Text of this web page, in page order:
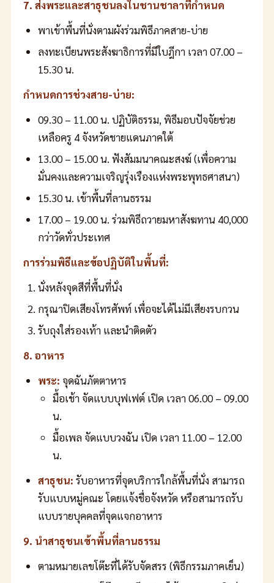
7. ส่งพระและสาธุชนลงในชานชาลาที่กำหนด
พาเข้าพื้นที่นั่งตามผังร่วมพิธีภาคสาย-บ่าย
ลงทะเบียนพระสังฆาธิการที่มีใบฎีกา เวลา 07.00 –
15.30 น.
กำหนดการช่วงสาย-บ่าย:
09.30 – 11.00 น. ปฏิบัติธรรม, พิธีมอบปัจจัยช่วย
เหลือครู 4 จังหวัดชายแดนภาคใต้
13.00 – 15.00 น. ฟังสัมมนาคณะสงฆ์ (เพื่อความ
มั่นคงและความเจริญรุ่งเรืองแห่งพระพุทธศาสนา)
15.30 น. เข้าพื้นที่ลานธรรม
17.00 – 19.00 น. ร่วมพิธีถวายมหาสังฆทาน 40,000
กว่าวัดทั่วประเทศ
การร่วมพิธีและข้อปฏิบัติในพื้นที่:
นั่งหลังจุดสีที่พื้นที่นั่ง
กรุณาปิดเสียงโทรศัพท์ เพื่อจะได้ไม่มีเสียงรบกวน
รับถุงใส่รองเท้า และนำติดตัว
8. อาหาร
พระ: จุดฉันภัตตาหาร
มื้อเช้า จัดแบบบุฟเฟต์ เปิด เวลา 06.00 – 09.00
น.
มื้อเพล จัดแบบวงฉัน เปิด เวลา 11.00 – 12.00
น.
สาธุชน: รับอาหารที่จุดบริการใกล้พื้นที่นั่ง สามารถ
รับแบบหมู่คณะ โดยแจ้งชื่อจังหวัด หรือสามารถรับ
แบบรายบุคคลที่จุดแจกอาหาร
9. นำสาธุชนเข้าพื้นที่ลานธรรม
ตามหมายเลขโต๊ะที่ได้รับจัดสรร (พิธีกรรมภาคเย็น)